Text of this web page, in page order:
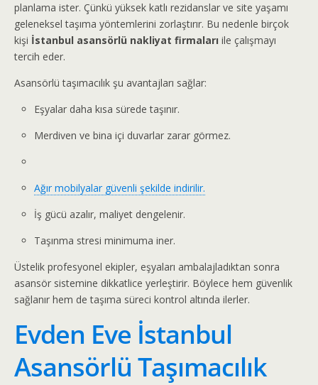
planlama ister. Çünkü yüksek katlı rezidanslar ve site yaşamı
geleneksel taşıma yöntemlerini zorlaştırır. Bu nedenle birçok
kişi İstanbul asansörlü nakliyat firmaları ile çalışmayı
tercih eder.
Asansörlü taşımacılık şu avantajları sağlar:
Eşyalar daha kısa sürede taşınır.
Merdiven ve bina içi duvarlar zarar görmez.
Ağır mobilyalar güvenli şekilde indirilir.
İş gücü azalır, maliyet dengelenir.
Taşınma stresi minimuma iner.
Üstelik profesyonel ekipler, eşyaları ambalajladıktan sonra
asansör sistemine dikkatlice yerleştirir. Böylece hem güvenlik
sağlanır hem de taşıma süreci kontrol altında ilerler.
Evden Eve İstanbul
Asansörlü Taşımacılık